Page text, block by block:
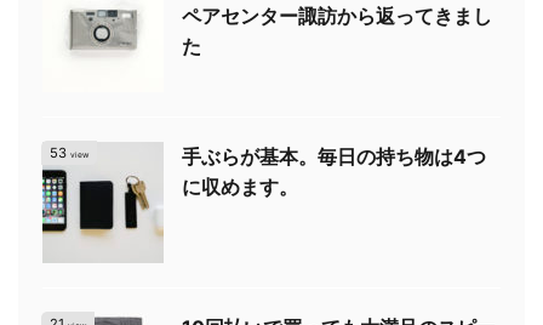
ペアセンター諏訪から返ってきまし
た
53 view
手ぶらが基本。毎日の持ち物は4つ
に収めます。